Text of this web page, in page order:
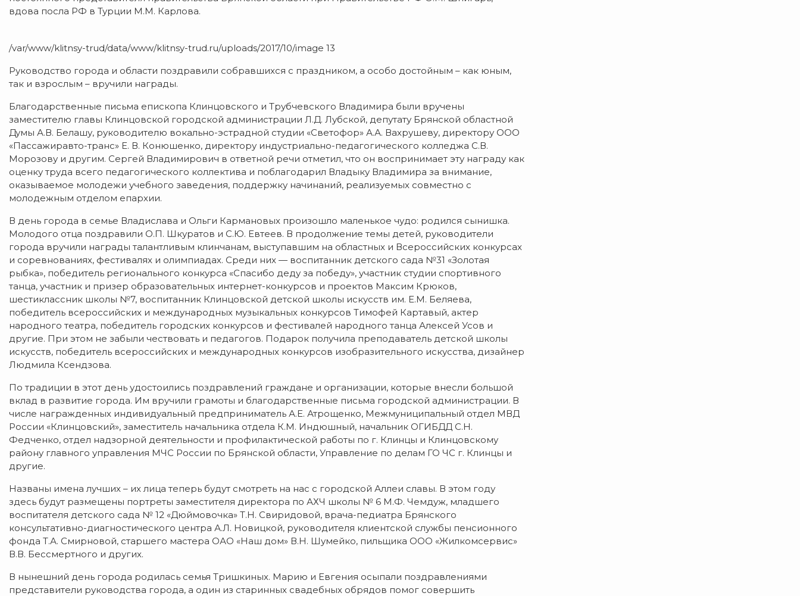
вдова посла РФ в Турции М.М. Карлова.
/var/www/klitnsy-trud/data/www/klitnsy-trud.ru/uploads/2017/10/image 13
Руководство города и области поздравили собравшихся с праздником, а особо достойным – как юным,
так и взрослым – вручили награды.
Благодарственные письма епископа Клинцовского и Трубчевского Владимира были вручены
заместителю главы Клинцовской городской администрации Л.Д. Лубской, депутату Брянской областной
Думы А.В. Белашу, руководителю вокально-эстрадной студии «Светофор» А.А. Вахрушеву, директору ООО
«Пассажиравто-транс» Е. В. Конюшенко, директору индустриально-педагогического колледжа С.В.
Морозову и другим. Сергей Владимирович в ответной речи отметил, что он воспринимает эту награду как
оценку труда всего педагогического коллектива и поблагодарил Владыку Владимира за внимание,
оказываемое молодежи учебного заведения, поддержку начинаний, реализуемых совместно с
молодежным отделом епархии.
В день города в семье Владислава и Ольги Кармановых произошло маленькое чудо: родился сынишка.
Молодого отца поздравили О.П. Шкуратов и С.Ю. Евтеев. В продолжение темы детей, руководители
города вручили награды талантливым клинчанам, выступавшим на областных и Всероссийских конкурсах
и соревнованиях, фестивалях и олимпиадах. Среди них — воспитанник детского сада №31 «Золотая
рыбка», победитель регионального конкурса «Спасибо деду за победу», участник студии спортивного
танца, участник и призер образовательных интернет-конкурсов и проектов Максим Крюков,
шестиклассник школы №7, воспитанник Клинцовской детской школы искусств им. Е.М. Беляева,
победитель всероссийских и международных музыкальных конкурсов Тимофей Картавый, актер
народного театра, победитель городских конкурсов и фестивалей народного танца Алексей Усов и
другие. При этом не забыли чествовать и педагогов. Подарок получила преподаватель детской школы
искусств, победитель всероссийских и международных конкурсов изобразительного искусства, дизайнер
Людмила Ксендзова.
По традиции в этот день удостоились поздравлений граждане и организации, которые внесли большой
вклад в развитие города. Им вручили грамоты и благодарственные письма городской администрации. В
числе награжденных индивидуальный предприниматель А.Е. Атрощенко, Межмуниципальный отдел МВД
России «Клинцовский», заместитель начальника отдела К.М. Индюшный, начальник ОГИБДД С.Н.
Федченко, отдел надзорной деятельности и профилактической работы по г. Клинцы и Клинцовскому
району главного управления МЧС России по Брянской области, Управление по делам ГО ЧС г. Клинцы и
другие.
Названы имена лучших – их лица теперь будут смотреть на нас с городской Аллеи славы. В этом году
здесь будут размещены портреты заместителя директора по АХЧ школы № 6 М.Ф. Чемдуж, младшего
воспитателя детского сада № 12 «Дюймовочка» Т.Н. Свиридовой, врача-педиатра Брянского
консультативно-диагностического центра А.Л. Новицкой, руководителя клиентской службы пенсионного
фонда Т.А. Смирновой, старшего мастера ОАО «Наш дом» В.Н. Шумейко, пильщика ООО «Жилкомсервис»
В.В. Бессмертного и других.
В нынешний день города родилась семья Тришкиных. Марию и Евгения осыпали поздравлениями
представители руководства города, а один из старинных свадебных обрядов помог совершить